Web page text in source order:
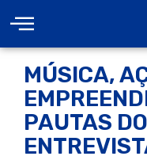
MÚSICA,
PAUTAS